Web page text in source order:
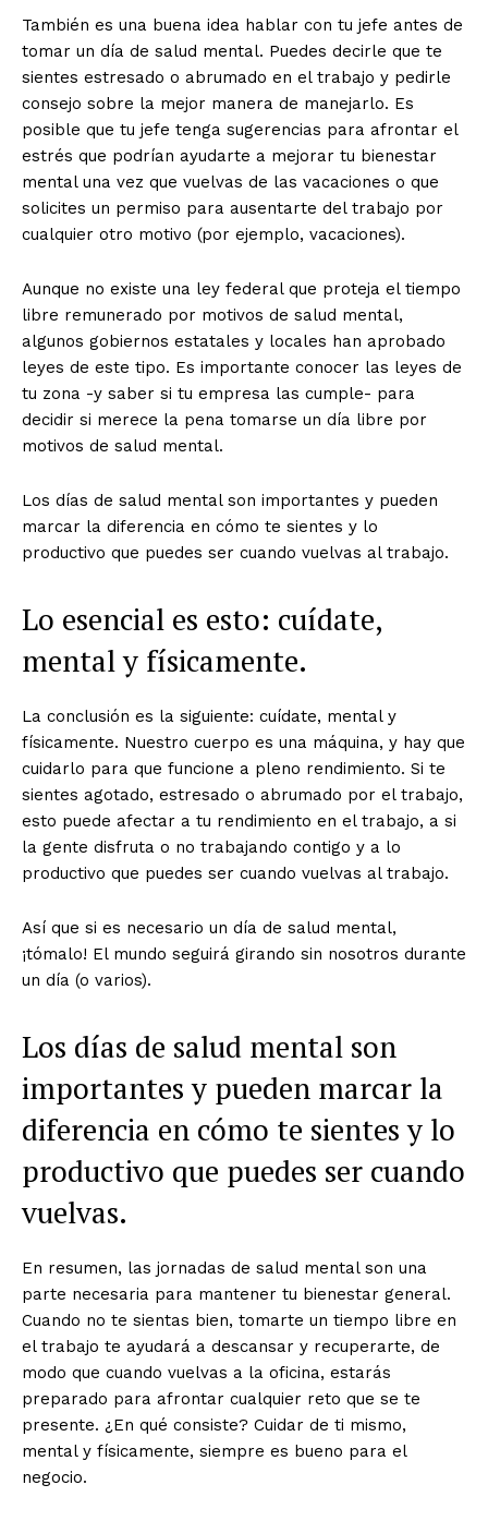
También es una buena idea hablar con tu jefe antes de
tomar un día de salud mental. Puedes decirle que te
sientes estresado o abrumado en el trabajo y pedirle
consejo sobre la mejor manera de manejarlo. Es
posible que tu jefe tenga sugerencias para afrontar el
estrés que podrían ayudarte a mejorar tu bienestar
mental una vez que vuelvas de las vacaciones o que
solicites un permiso para ausentarte del trabajo por
cualquier otro motivo (por ejemplo, vacaciones).
Aunque no existe una ley federal que proteja el tiempo
libre remunerado por motivos de salud mental,
algunos gobiernos estatales y locales han aprobado
leyes de este tipo. Es importante conocer las leyes de
tu zona -y saber si tu empresa las cumple- para
decidir si merece la pena tomarse un día libre por
motivos de salud mental.
Los días de salud mental son importantes y pueden
marcar la diferencia en cómo te sientes y lo
productivo que puedes ser cuando vuelvas al trabajo.
Lo esencial es esto: cuídate,
mental y físicamente.
La conclusión es la siguiente: cuídate, mental y
físicamente. Nuestro cuerpo es una máquina, y hay que
cuidarlo para que funcione a pleno rendimiento. Si te
sientes agotado, estresado o abrumado por el trabajo,
esto puede afectar a tu rendimiento en el trabajo, a si
la gente disfruta o no trabajando contigo y a lo
productivo que puedes ser cuando vuelvas al trabajo.
Así que si es necesario un día de salud mental,
¡tómalo! El mundo seguirá girando sin nosotros durante
un día (o varios).
Los días de salud mental son
importantes y pueden marcar la
diferencia en cómo te sientes y lo
productivo que puedes ser cuando
vuelvas.
En resumen, las jornadas de salud mental son una
parte necesaria para mantener tu bienestar general.
Cuando no te sientas bien, tomarte un tiempo libre en
el trabajo te ayudará a descansar y recuperarte, de
modo que cuando vuelvas a la oficina, estarás
preparado para afrontar cualquier reto que se te
presente. ¿En qué consiste? Cuidar de ti mismo,
mental y físicamente, siempre es bueno para el
negocio.